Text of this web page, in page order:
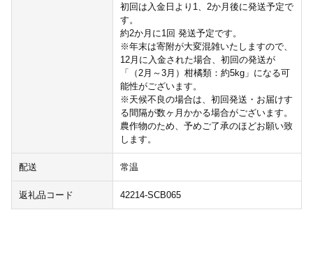
初回は入金日より1、2か月後に発送予定で
す。
約2か月に1回 発送予定です。
※年末は寄附が大変混雑いたしますので、
12月に入金された場合、初回の発送が
「（2月～3月）柑橘類：約5kg」になる可
能性がございます。
※天候不良の場合は、初回発送・お届けす
る間隔が数ヶ月かかる場合がございます。
農作物のため、予めご了承のほどお願い致
します。
配送 常温
返礼品コード 42214-SCB065